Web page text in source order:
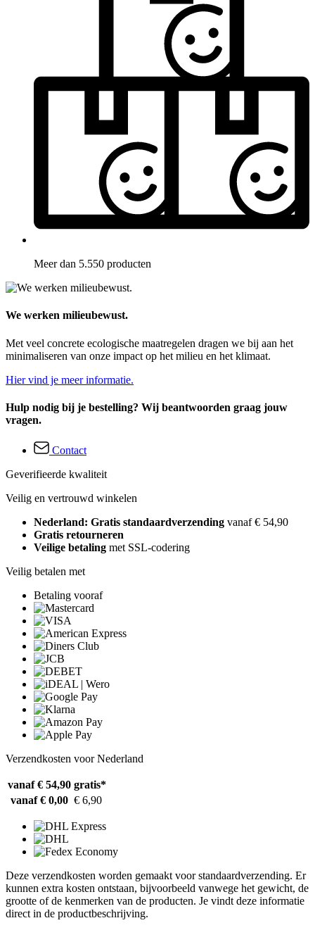
Meer dan 5.550 producten
We werken milieubewust.
Met veel concrete ecologische maatregelen dragen we bij aan het
minimaliseren van onze impact op het milieu en het klimaat.
Hier vind je meer informatie.
Hulp nodig bij je bestelling? Wij beantwoorden graag jouw
vragen.
Contact
Geverifieerde kwaliteit
Veilig en vertrouwd winkelen
Nederland: Gratis standaardverzending vanaf € 54,90
Gratis retourneren
Veilige betaling met SSL-codering
Veilig betalen met
Betaling vooraf
Verzendkosten voor Nederland
vanaf € 54,90 gratis*
vanaf € 0,00 € 6,90
Deze verzendkosten worden gemaakt voor standaardverzending. Er
kunnen extra kosten ontstaan, bijvoorbeeld vanwege het gewicht, de
grootte of de kenmerken van de producten. Je vindt deze informatie
direct in de productbeschrijving.